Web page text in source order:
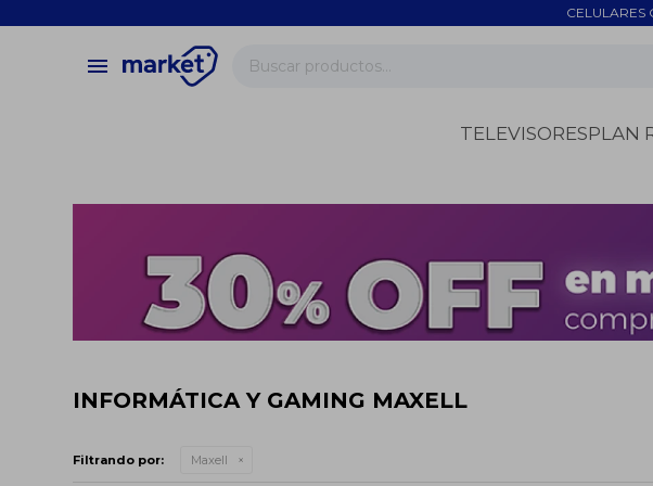
CELULARES
menu
TELEVISORESPLAN
INFORMÁTICA Y GAMING MAXELL
Filtrando por: Maxell
close
store